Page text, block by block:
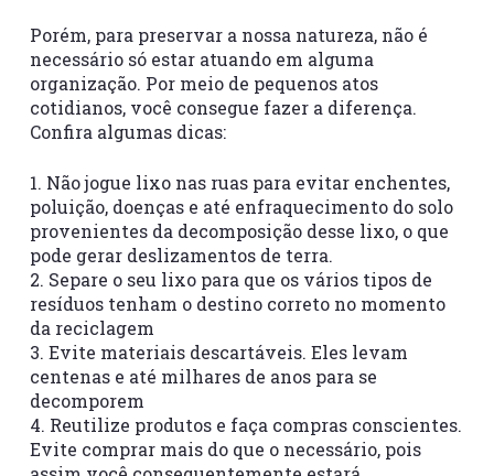
Porém, para preservar a nossa natureza, não é
necessário só estar atuando em alguma
organização. Por meio de pequenos atos
cotidianos, você consegue fazer a diferença.
Confira algumas dicas:
1. Não jogue lixo nas ruas para evitar enchentes,
poluição, doenças e até enfraquecimento do solo
provenientes da decomposição desse lixo, o que
pode gerar deslizamentos de terra.
2. Separe o seu lixo para que os vários tipos de
resíduos tenham o destino correto no momento
da reciclagem
3. Evite materiais descartáveis. Eles levam
centenas e até milhares de anos para se
decomporem
4. Reutilize produtos e faça compras conscientes.
Evite comprar mais do que o necessário, pois